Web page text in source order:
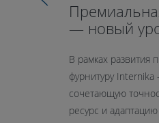
— новый
В рамках
фурнитуру
сочетающую
ресурс и